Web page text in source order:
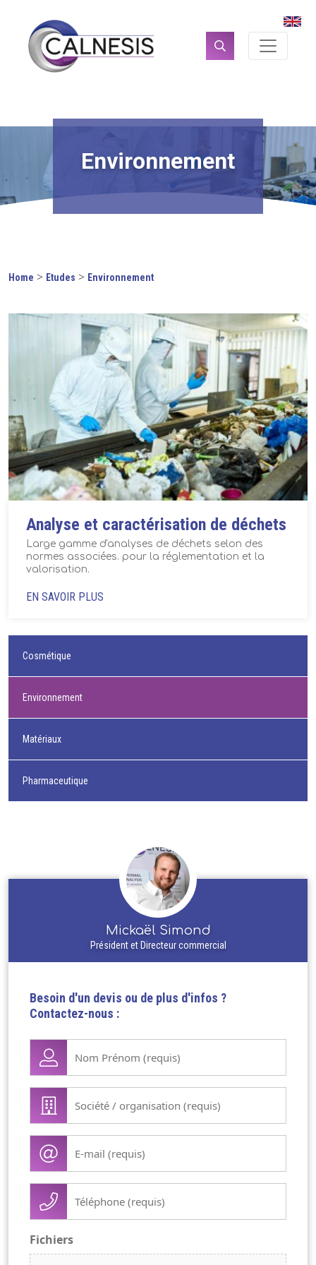
Environnement
Home > Etudes > Environnement
Analyse et caractérisation de déchets
Large gamme d'analyses de déchets selon des
normes associées. pour la réglementation et la
valorisation.
EN SAVOIR PLUS
Cosmétique
Environnement
Matériaux
Pharmaceutique
Mickaël Simond
Président et Directeur commercial
Besoin d'un devis ou de plus d'infos ?
Contactez-nous :
Nom
Prénom
Société
organisation
(Nécessaire)
mail
Téléphone
(Nécessaire)
Fichiers